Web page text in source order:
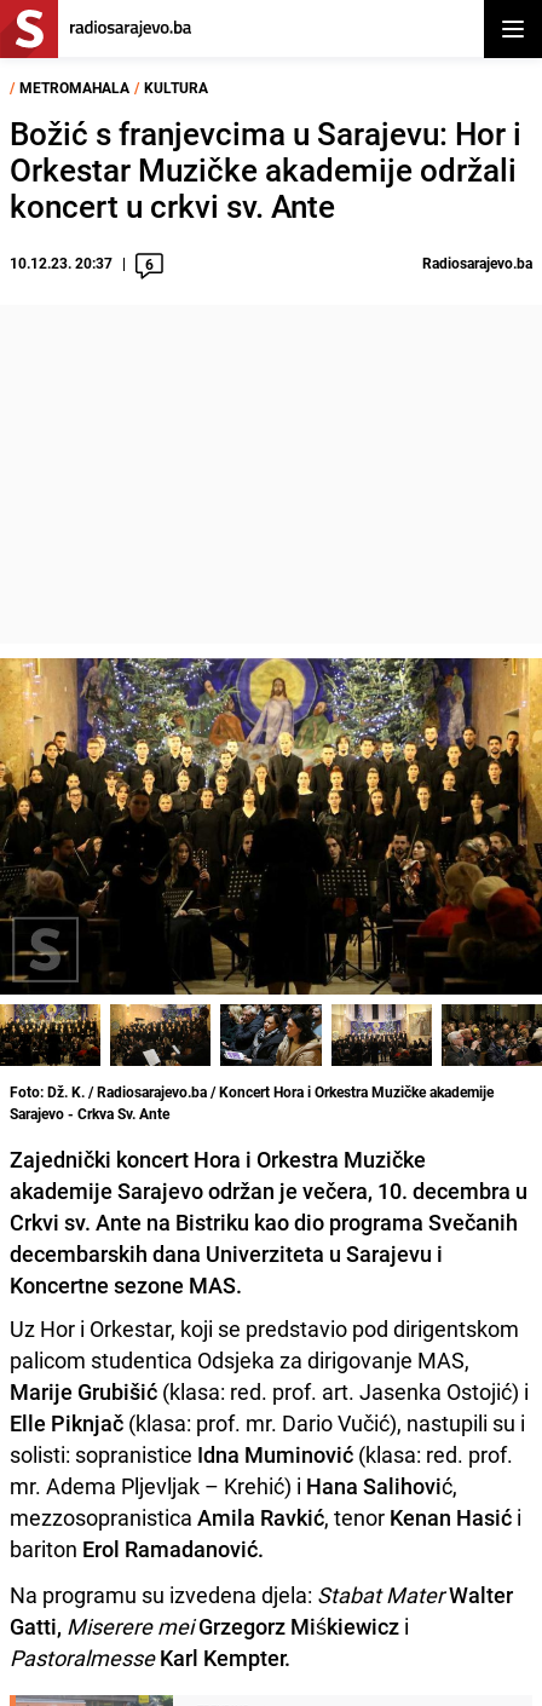
/ METROMAHALA / KULTURA
Božić s franjevcima u Sarajevu: Hor i
Orkestar Muzičke akademije održali
koncert u crkvi sv. Ante
10.12.23. 20:37 6 Radiosarajevo.ba
Foto: Dž. K. / Radiosarajevo.ba / Koncert Hora i Orkestra Muzičke akademije
Sarajevo - Crkva Sv. Ante
Zajednički koncert Hora i Orkestra Muzičke
akademije Sarajevo održan je večera, 10. decembra u
Crkvi sv. Ante na Bistriku kao dio programa Svečanih
decembarskih dana Univerziteta u Sarajevu i
Koncertne sezone MAS.
Uz Hor i Orkestar, koji se predstavio pod dirigentskom
palicom studentica Odsjeka za dirigovanje MAS,
Marije Grubišić (klasa: red. prof. art. Jasenka Ostojić) i
Elle Piknjač (klasa: prof. mr. Dario Vučić), nastupili su i
solisti: sopranistice Idna Muminović (klasa: red. prof.
mr. Adema Pljevljak – Krehić) i Hana Salihović,
mezzosopranistica Amila Ravkić, tenor Kenan Hasić i
bariton Erol Ramadanović.
Na programu su izvedena djela: Stabat MaterWalter
Gatti, Miserere meiGrzegorz Miśkiewicz i
PastoralmesseKarl Kempter.